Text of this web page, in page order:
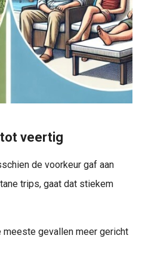
veertig
de voorkeur gaf aan
trips, gaat dat stiekem
gevallen meer gericht